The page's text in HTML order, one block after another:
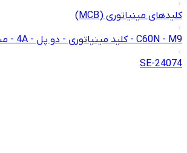
کلیدهای مینیاتوری (MCB)
C60N - M9 - کلید مینیاتوری - دو پل - 4A - منحنی B
24074-SE